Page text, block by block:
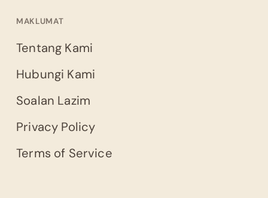
MAKLUMAT
Tentang Kami
Hubungi Kami
Soalan Lazim
Privacy Policy
Terms of Service